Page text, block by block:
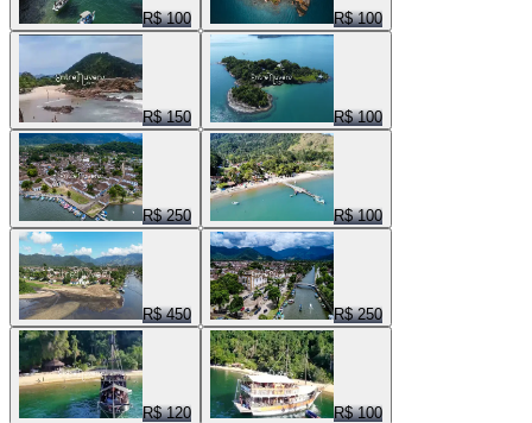
R$ 100 R$ 100
R$ 150 R$ 100
R$ 250 R$ 100
R$ 450 R$ 250
R$ 120 R$ 100